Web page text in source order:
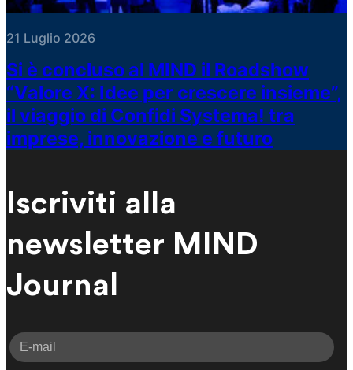
21 Luglio 2026
Si è concluso al MIND il Roadshow
“Valore X: Idee per crescere insieme”,
il viaggio di Confidi Systema! tra
imprese, innovazione e futuro
Iscriviti alla
newsletter MIND
Journal